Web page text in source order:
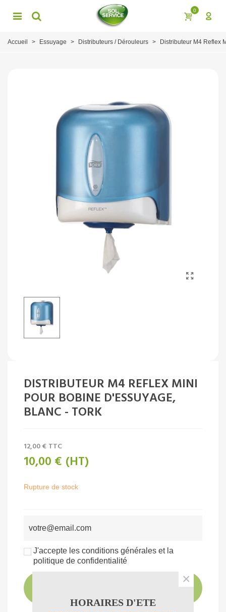
0
Accueil > Essuyage > Distributeurs / Dérouleurs > Distributeur M4 Reflex
DISTRIBUTEUR M4 REFLEX MINI
POUR BOBINE D'ESSUYAGE,
BLANC - TORK
12,00 € TTC
10,00 € (HT)
Rupture de stock
J'accepte les conditions générales et la
politique de confidentialité
HORAIRES D'ETE
×